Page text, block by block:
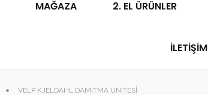
MAĞAZA 2. EL ÜRÜNLER
İLETIŞIM
VELP KJELDAHL DAMITMA ÜNİTESİ